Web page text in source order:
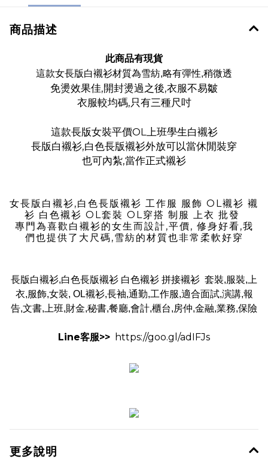
商品描述
此商品有現貨
這款女長版白襯衫材質為雪紡,略有彈性,稍微透
免燙效果佳,開封燙過之後,衣服不易皺
衣服較均碼,只有三種尺吋
這款長版女裝平價OL上班學生白襯衫
長版白襯衫,白色長版襯衫外放可以當休閒裝穿
也可內紮,當作正式襯衫
女長版白襯衫,白色長版襯衫 工作服 服飾 OL襯衫 襯
衫 白色襯衫 OL套裝 OL穿搭 制服 上衣 批發
專門為喜歡白襯衫的女生而設計,平價, 修身好看,我
們也提供了大尺碼,雪紡的材質也非常柔軟好穿
長版白襯衫,白色長版襯衫 白色襯衫 拼接襯衫 套裝,服裝,上
衣,服飾,女裝, OL襯衫,長袖,通勤,工作服,適合面試,演講,報
告,文書,上班,財金,秘書,餐廳,會計,櫃台,房仲,金融,業務,保險
Line客服>> https://goo.gl/adIFJs
更多說明